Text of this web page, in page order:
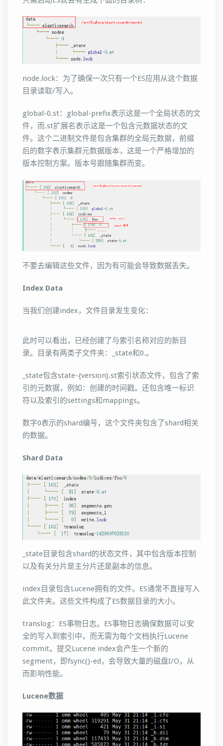
node.lock：为了确保一次只有一个ES应用从这个数据
目录读取/写入。
global-0.st：global-prefix表示这是一个全局状态的文
件，而.st扩展名表示这是一个包含元数据状态的文
件。这个二进制文件是包含集群的全局元数据，前缀
后的数字表示集群元数据版本，这是一个严格增加的
版本控制方案。版本号跟随集群而变。
不要去编辑这些文件，因为有可能会导致数据丢失。
Index Data
当我们创建index，文件目录发生变化：
此时可以看出，已经创建了与索引名称对应的新目
录。目录有两类子文件夹：_state和0.。
_state包含state-{version}.st索引状态文件，包含了索
引的元数据，例如：创建的时间戳。还包含唯一标识
符以及索引的settings和mappings。
数字0表示的shard编号，这个文件夹包含了shard相关
的数据。
Shard Data
_state目录包含shard的状态文件，其中包含版本控制
以及有关分片是主分片还是副本的信息。
index目录包含Lucene拥有的文件。ES通常不直接写入
此文件夹。这些文件构成了ES数据目录的大小。
translog：ES事物日志。ES事物日志确保数据可以安
全的写入到索引中，而无需为每个文档执行Lucene
commit。提交Lucene index会产生一个新的
segment，即fsync()-ed，会导致大量的磁盘I/O，从
而影响性能。
Lucene数据